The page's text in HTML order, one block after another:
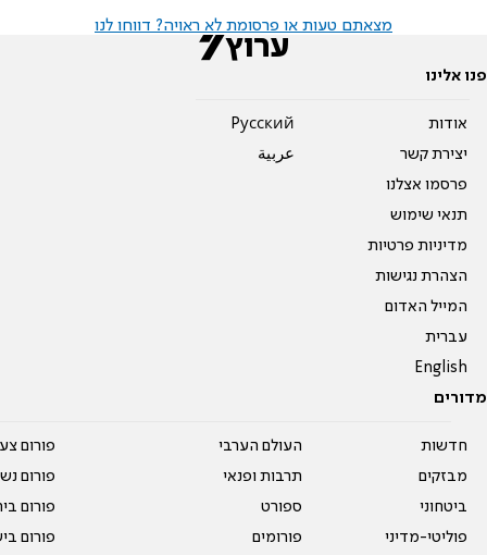
מצאתם טעות או פרסומת לא ראויה? דווחו לנו
פנו אלינו
אודות
יצירת קשר
פרסמו אצלנו
תנאי שימוש
מדיניות פרטיות
הצהרת נגישות
המייל האדום
עברית
English
Pусский
عربية
מדורים
חדשות
מבזקים
ביטחוני
פוליטי-מדיני
העולם הערבי
תרבות ופנאי
ספורט
פורומים
פורום
פורום
פורום
פורום